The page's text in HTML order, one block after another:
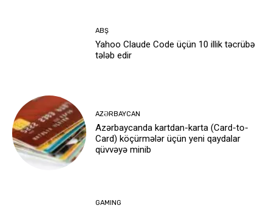
ABŞ
Yahoo Claude Code üçün 10 illik təcrübə
tələb edir
AZƏRBAYCAN
Azərbaycanda kartdan-karta (Card-to-
Card) köçürmələr üçün yeni qaydalar
qüvvəyə minib
GAMING